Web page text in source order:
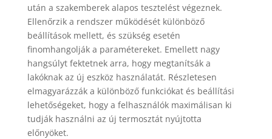
után a szakemberek alapos tesztelést végeznek.
Ellenőrzik a rendszer működését különböző
beállítások mellett, és szükség esetén
finomhangolják a paramétereket. Emellett nagy
hangsúlyt fektetnek arra, hogy megtanítsák a
lakóknak az új eszköz használatát. Részletesen
elmagyarázzák a különböző funkciókat és beállítási
lehetőségeket, hogy a felhasználók maximálisan ki
tudják használni az új termosztát nyújtotta
előnyöket.